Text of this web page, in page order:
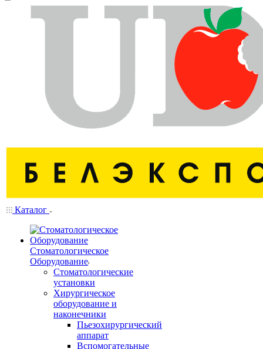
Каталог
Стоматологическое
Оборудование
Стоматологические
установки
Хирургическое
оборудование и
наконечники
Пьезохирургический
аппарат
Вспомогательные